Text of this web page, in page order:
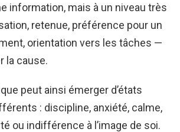
information, mais à un niveau très
retenue, préférence pour un
orientation vers les tâches —
la cause.
peut ainsi émerger d’états
: discipline, anxiété, calme,
ou indifférence à l’image de soi.